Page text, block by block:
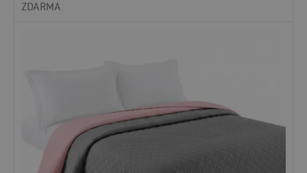
ZDARMA